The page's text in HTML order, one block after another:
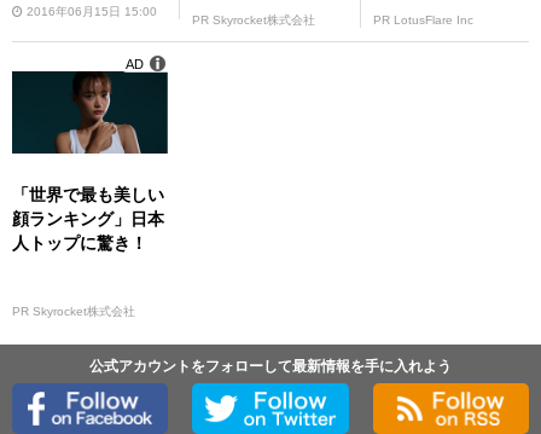
2016年06月15日 15:00
PR Skyrocket株式会社 PR LotusFlare Inc
「世界で最も美しい
顔ランキング」日本
人トップに驚き！
PR Skyrocket株式会社
AD
公式アカウントをフォローして最新情報を手に入れよう